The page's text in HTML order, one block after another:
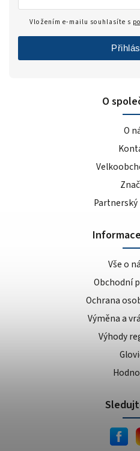
O
O
Vše o
Obchodní
Ochrana
Výměna a
Výhody
Vložením e-mailu souhlasíte s